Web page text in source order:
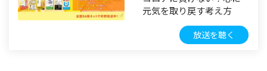
元気を取り戻す考え方
放送を聴く